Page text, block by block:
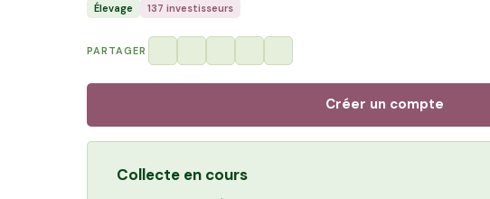
Élevage 137 investisseurs
PARTAGER
Créer un compte
Collecte en cours